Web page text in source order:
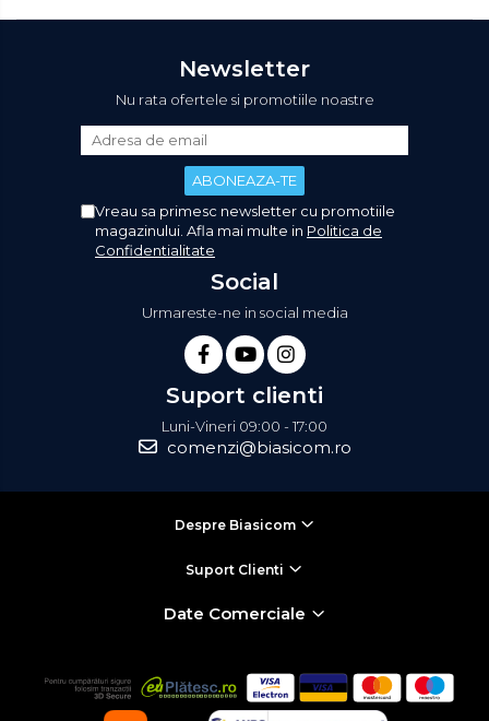
Newsletter
Nu rata ofertele si promotiile noastre
Vreau sa primesc newsletter cu promotiile
magazinului. Afla mai multe in Politica de
Confidentialitate
Social
Urmareste-ne in social media
Suport clienti
Luni-Vineri 09:00 - 17:00
comenzi@biasicom.ro
Despre Biasicom
Suport Clienti
Date Comerciale